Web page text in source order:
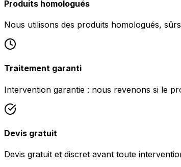
Produits homologués
Nous utilisons des produits homologués,
Traitement garanti
Intervention garantie : nous revenons si le
Devis gratuit
Devis gratuit et discret avant toute